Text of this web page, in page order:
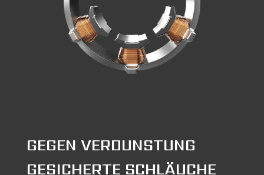
GEGEN VERDUNSTUNG
GESICHERTE SCHLÄUCHE